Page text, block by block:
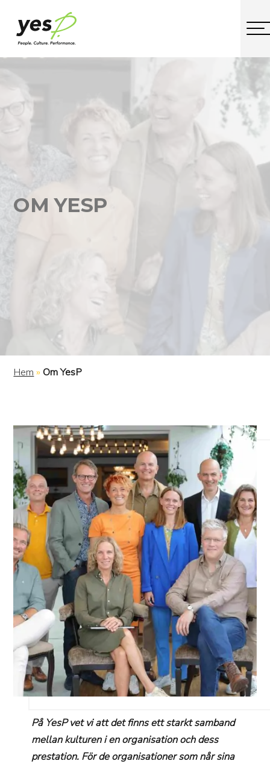
OM YESP
Hem » Om YesP
På YesP vet vi att det finns ett starkt samband
mellan kulturen i en organisation och dess
prestation. För de organisationer som når sina